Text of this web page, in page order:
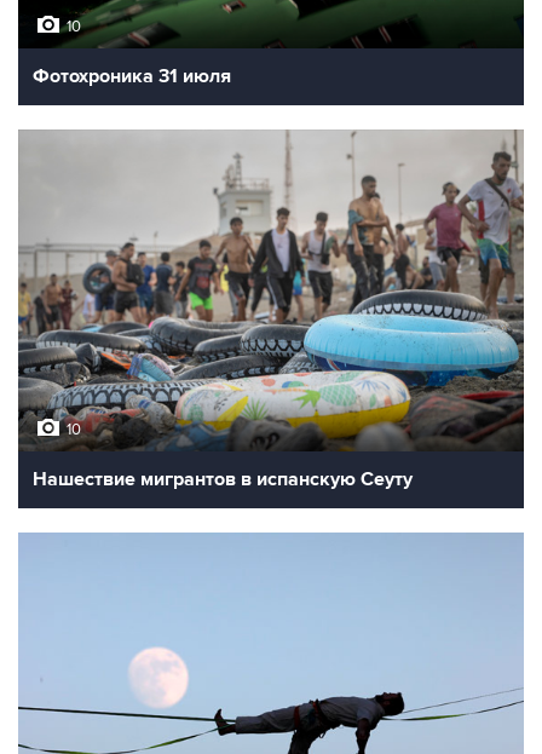
10
Фотохроника 31 июля
10
Нашествие мигрантов в испанскую Сеуту